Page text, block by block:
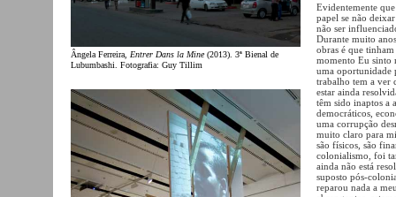
Ângela Ferreira, Entrer Dans la Mine(2013). 3ª Bienal de
Lubumbashi. Fotografia: Guy Tillim
Evidentemente
papel se não
não ser
Durante muito
obras é que
momento Eu sinto
uma oportunidade
trabalho tem a ver
estar ainda
têm sido inaptos a
democráticos,
uma corrupção
muito claro para
são físicos, são
colonialismo, foi
ainda não está
suposto pós-
reparou nada a